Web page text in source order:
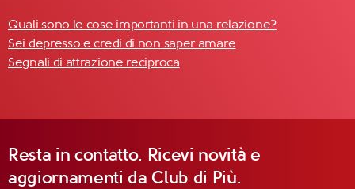
Quali sono le cose importanti in una relazione?
Sei depresso e credi di non saper amare
Segnali di attrazione reciproca
Resta in contatto. Ricevi novità e
aggiornamenti da Club di Più.